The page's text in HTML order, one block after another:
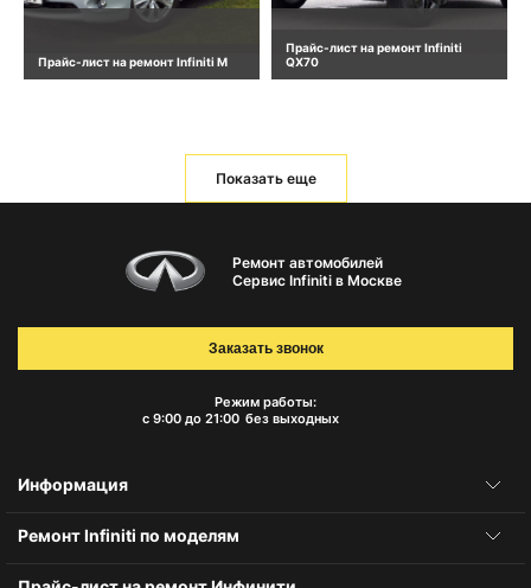
Прайс-лист на ремонт Infiniti M
Прайс-лист на ремонт Infiniti
QX70
Показать еще
Ремонт автомобилей
Сервис Infiniti в Москве
Режим работы:
с 9:00 до 21:00 без выходных
Заказать звонок
Информация
Ремонт Infiniti по моделям